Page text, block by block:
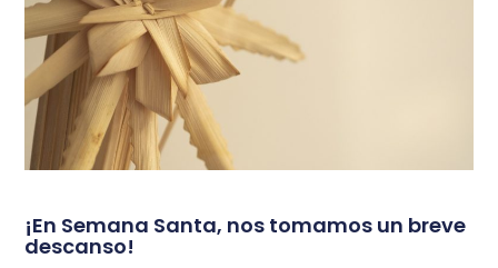
¡En Semana Santa, nos tomamos un breve
descanso!